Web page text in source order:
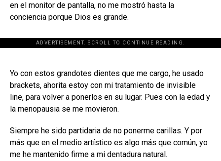
en el monitor de pantalla, no me mostró hasta la
conciencia porque Dios es grande.
ADVERTISEMENT. SCROLL TO CONTINUE READING.
[adsforwp id="243463"]
Yo con estos grandotes dientes que me cargo, he usado
brackets, ahorita estoy con mi tratamiento de invisible
line, para volver a ponerlos en su lugar. Pues con la edad y
la menopausia se me movieron.
Siempre he sido partidaria de no ponerme carillas. Y por
más que en el medio artístico es algo más que común, yo
me he mantenido firme a mi dentadura natural.